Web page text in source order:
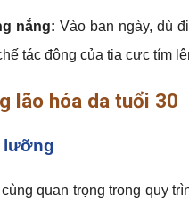
nắng: Vào ban ngày, dù
tác động của tia cực tím
lão hóa da tuổi 30
lưỡng
quan trọng trong quy